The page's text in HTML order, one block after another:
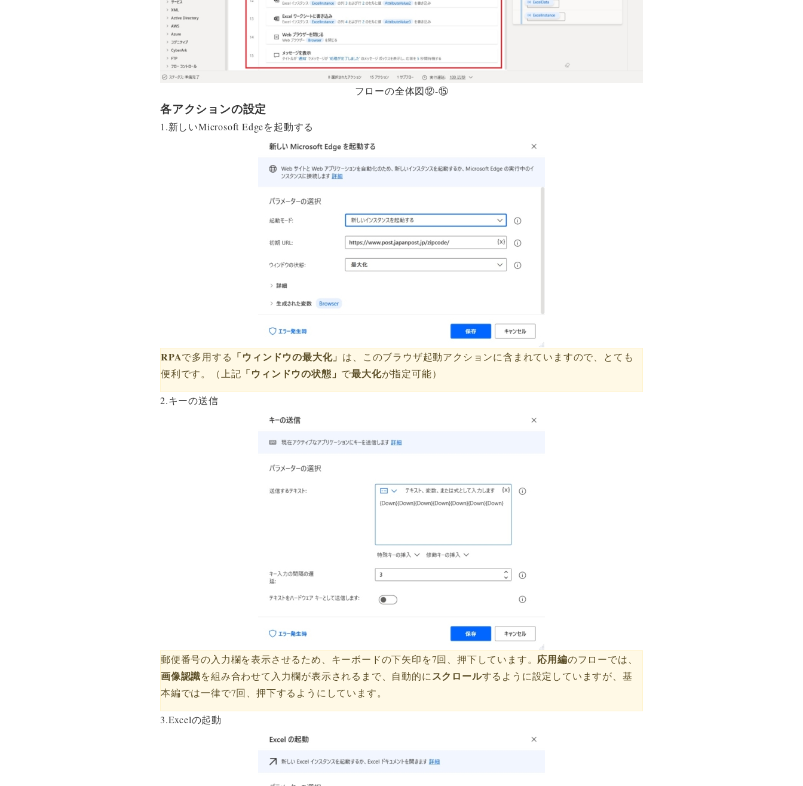
フローの全体図⑫-⑮
各アクションの設定
1.新しいMicrosoft Edgeを起動する
RPAで多用する 「ウィンドウの最大化」 は、このブラウザ起動アクションに含まれていますので、とても
便利です。（上記 「ウィンドウの状態」 で最大化が指定可能）
2.キーの送信
郵便番号の入力欄を表示させるため、キーボードの下矢印を7回、押下しています。 応用編のフローでは、
画像認識を組み合わせて入力欄が表示されるまで、自動的にスクロールするように設定していますが、基
本編では一律で7回、押下するようにしています。
3.Excelの起動